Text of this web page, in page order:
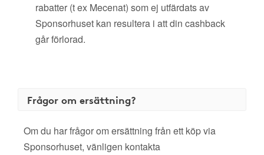
rabatter (t ex Mecenat) som ej utfärdats av
Sponsorhuset kan resultera i att din cashback
går förlorad.
Frågor om ersättning?
Om du har frågor om ersättning från ett köp via
Sponsorhuset, vänligen kontakta